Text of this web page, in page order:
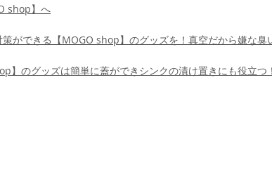
shop】へ
ができる【MOGO shop】のグッズを！真空だから嫌な臭
】のグッズは簡単に蓋ができシンクの漬け置きにも役立つ！